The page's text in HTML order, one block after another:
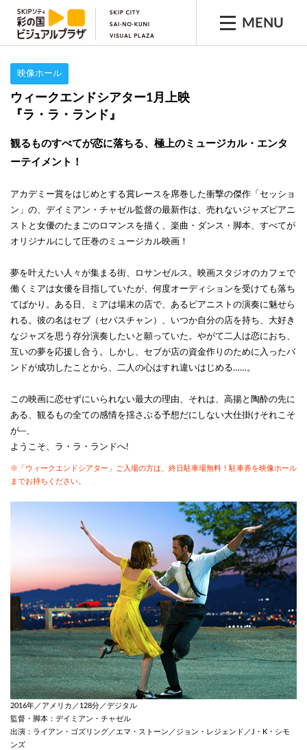
MENU
映像ホール
ウィークエンドシアター1月上映
『ラ・ラ・ランド』
観るものすべてが恋に落ちる、極上のミュージカル・エンタ
ーテイメント！
アカデミー賞をはじめとする賞レースを席巻した衝撃の傑作「セッショ
ン」の、デイミアン・チャゼル監督の最新作は、売れないジャズピアニ
ストと女優のたまごのロマンスを描く、楽曲・ダンス・脚本、すべてが
オリジナルにして圧巻のミュージカル映画！
夢を叶えたい人々が集まる街、ロサンゼルス。映画スタジオのカフェで
働くミアは女優を目指していたが、何度オーディションを受けても落ち
てばかり。ある日、ミアは場末の店で、あるピアニストの演奏に魅せら
れる。彼の名はセブ（セバスチャン）、いつか自分の店を持ち、大好き
なジャズを思う存分演奏したいと願っていた。やがて二人は恋におち、
互いの夢を応援し合う。しかし、セブが店の資金作りのために入ったバ
ンドが成功したことから、二人の心はすれ違いはじめる……。
この映画に恋せずにいられない最大の理由、それは、高揚と陶酔の先に
ある、観るもの全ての感情を揺さぶる予想だにしない大仕掛けそれこそ
が─、
ようこそ、ラ・ラ・ランドへ!
※「ウィークエンドシアター」ご入場の方は、終日駐車場無料！駐車券を映像ホール
までお持ちください。
2016年／アメリカ／128分／デジタル
監督・脚本：デイミアン・チャゼル
出演：ライアン・ゴズリング／エマ・ストーン／ジョン・レジェンド／J・K・シモ
ンズ